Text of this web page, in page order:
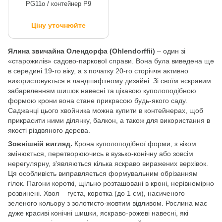
PG11o / контейнер P9
Ціну уточнюйте
Ялина звичайна Олендорфа (Ohlendorffii) – один зі
«старожилів» садово-паркової справи. Вона була виведена ще
в середині 19-го віку, а з початку 20-го сторіччя активно
використовується в ландшафтному дизайні. Зі своїм яскравим
забарвленням шишок навесні та цікавою куполоподібною
формою крони вона стане прикрасою будь-якого саду.
Саджанці цього хвойника можна купити в контейнерах, щоб
прикрасити ними ділянку, балкон, а також для використання в
якості різдвяного дерева.
Зовнішній вигляд. Крона куполоподібної форми, з віком
змінюється, перетворюючись в вузько-конічну або зовсім
нерегулярну, з'являються кілька яскраво виражених верхівок.
Ця особливість виправляється формувальним обрізанням
гілок. Пагони короткі, щільно розташовані в кроні, нерівномірно
розвинені. Хвоя – густа, коротка (до 1 см), насиченого
зеленого кольору з золотисто-жовтим відливом. Рослина має
дуже красиві конічні шишки, яскраво-рожеві навесні, які